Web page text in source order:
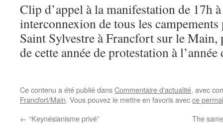
Clip d’appel à la manifestation de 17h
interconnexion de tous les campements
Saint Sylvestre à Francfort sur le Main,
de cette année de protestation à
Ce contenu a été publié dansCommentaire d'actualité, avec
Francfort/Main. Vous pouvez le mettre en favoris avecce
← “Keynésianisme privé” The